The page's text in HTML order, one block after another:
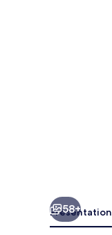
58+
Présentation